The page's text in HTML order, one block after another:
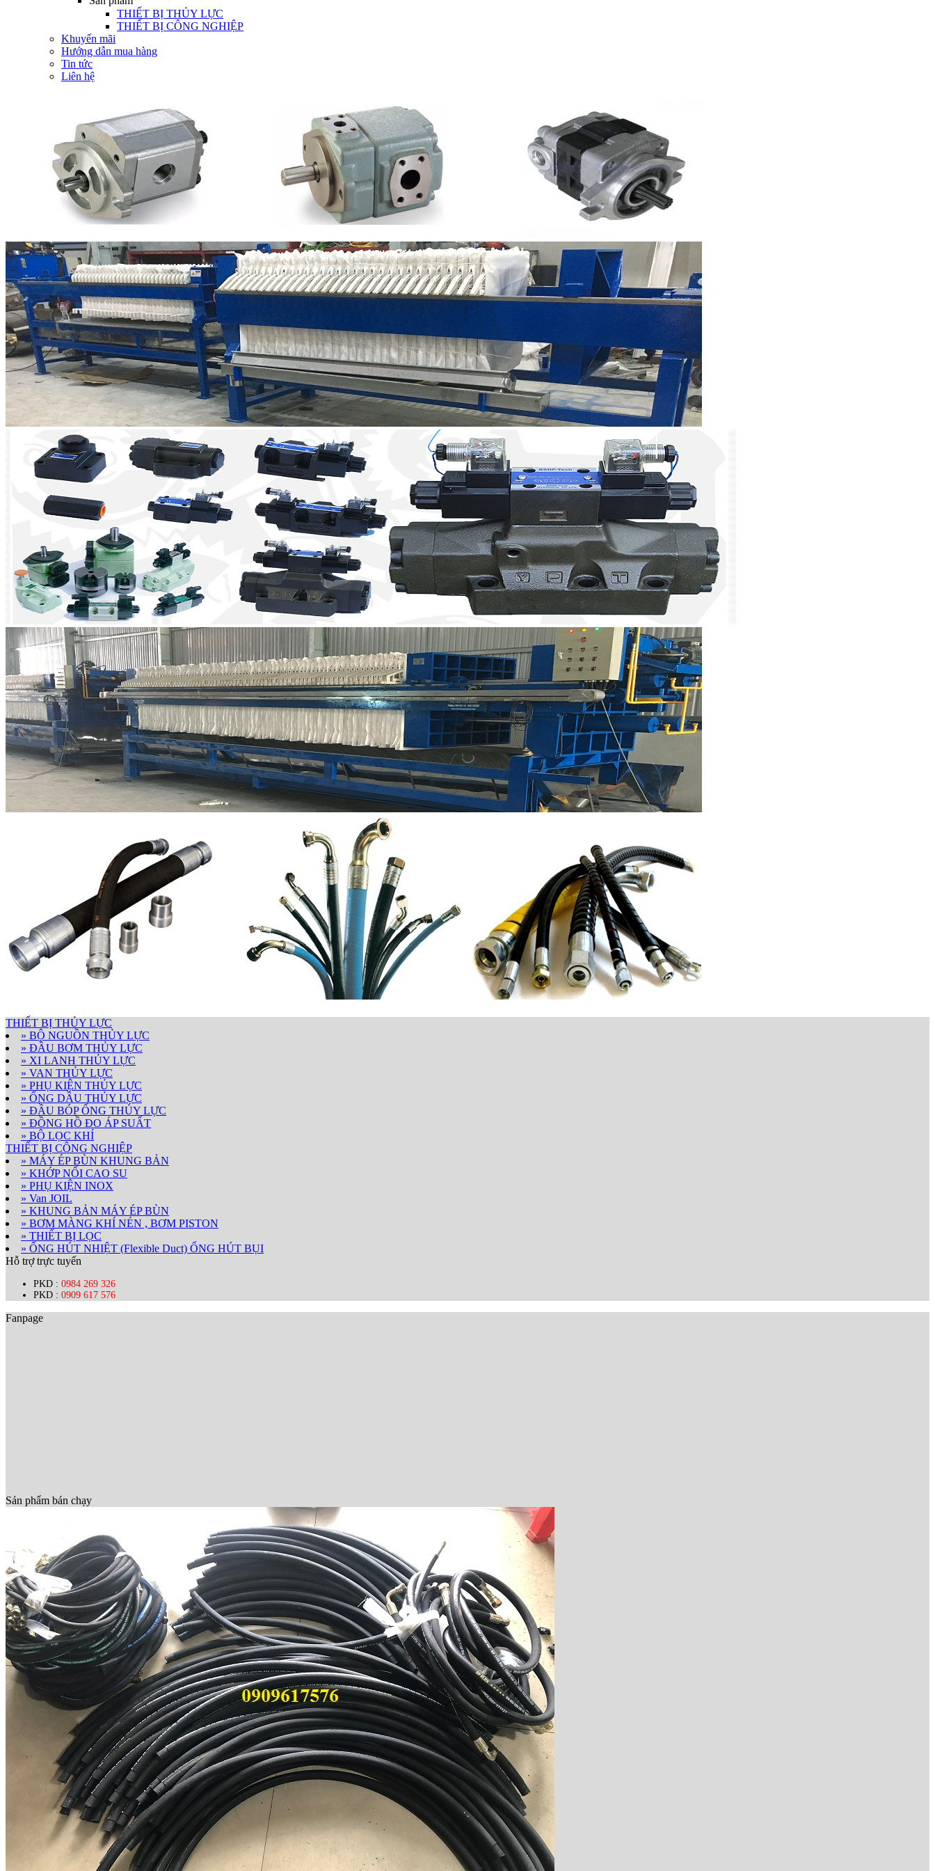
THIẾT BỊ THỦY LỰC
THIẾT BỊ CÔNG NGHIỆP
Khuyến mãi
Hướng dẫn mua hàng
Tin tức
Liên hệ
THIẾT BỊ THỦY LỰC
» BỘ NGUỒN THỦY LỰC
» ĐẦU BƠM THỦY LỰC
» XI LANH THỦY LỰC
» VAN THỦY LỰC
» PHỤ KIỆN THỦY LỰC
» ỐNG DẦU THỦY LỰC
» ĐẦU BÓP ỐNG THỦY LỰC
» ĐỒNG HỒ ĐO ÁP SUẤT
» BỘ LỌC KHÍ
THIẾT BỊ CÔNG NGHIỆP
» MÁY ÉP BÙN KHUNG BẢN
» KHỚP NỐI CAO SU
» PHỤ KIỆN INOX
» Van JOIL
» KHUNG BẢN MÁY ÉP BÙN
» BƠM MÀNG KHÍ NÉN , BƠM PISTON
» THIẾT BỊ LỌC
» ỐNG HÚT NHIỆT (Flexible Duct) ỐNG HÚT BỤI
Hỗ trợ trực tuyến
PKD : 0984 269 326
PKD : 0909 617 576
Fanpage
Sản phẩm bán chạy